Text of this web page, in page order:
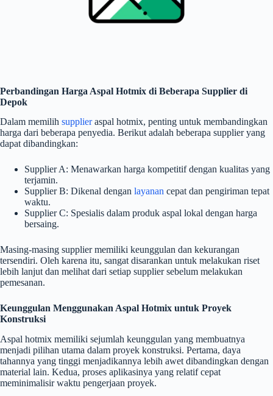
Perbandingan Harga Aspal Hotmix di Beberapa Supplier di
Depok
Dalam memilih supplieraspal hotmix, penting untuk membandingkan
harga dari beberapa penyedia. Berikut adalah beberapa supplier yang
dapat dibandingkan:
Supplier A: Menawarkan harga kompetitif dengan kualitas yang
terjamin.
Supplier B: Dikenal dengan layanan cepat dan pengiriman tepat
waktu.
Supplier C: Spesialis dalam produk aspal lokal dengan harga
bersaing.
Masing-masing supplier memiliki keunggulan dan kekurangan
tersendiri. Oleh karena itu, sangat disarankan untuk melakukan riset
lebih lanjut dan melihat dari setiap supplier sebelum melakukan
pemesanan.
Keunggulan Menggunakan Aspal Hotmix untuk Proyek
Konstruksi
Aspal hotmix memiliki sejumlah keunggulan yang membuatnya
menjadi pilihan utama dalam proyek konstruksi. Pertama, daya
tahannya yang tinggi menjadikannya lebih awet dibandingkan dengan
material lain. Kedua, proses aplikasinya yang relatif cepat
meminimalisir waktu pengerjaan proyek.